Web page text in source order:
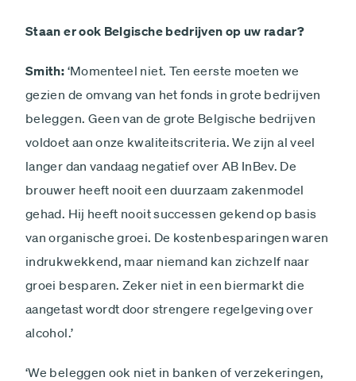
Staan er ook Belgische bedrijven op uw radar?
Smith: ‘Momenteel niet. Ten eerste moeten we
gezien de omvang van het fonds in grote bedrijven
beleggen. Geen van de grote Belgische bedrijven
voldoet aan onze kwaliteitscriteria. We zijn al veel
langer dan vandaag negatief over AB InBev. De
brouwer heeft nooit een duurzaam zakenmodel
gehad. Hij heeft nooit successen gekend op basis
van organische groei. De kostenbesparingen waren
indrukwekkend, maar niemand kan zichzelf naar
groei besparen. Zeker niet in een biermarkt die
aangetast wordt door strengere regelgeving over
alcohol.’
‘We beleggen ook niet in banken of verzekeringen,